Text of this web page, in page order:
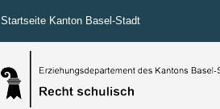
Startseite Kanton Basel-Stadt